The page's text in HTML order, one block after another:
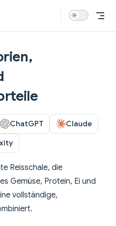
ChatGPT Claude
Reisschale, die
Gemüse, Protein, Ei und
vollständige,